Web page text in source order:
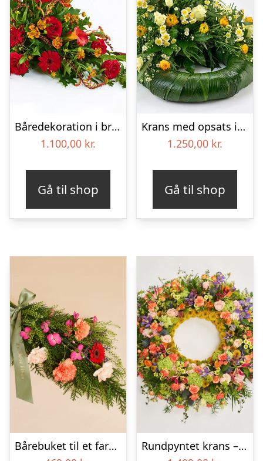
Båredekoration i brændte farver – Blomster til begravelse
1.100,00 kr.
Gå til shop
Krans med opsats i gule farver – Blomster til begravelse
1.250,00 kr.
Gå til shop
Bårebuket til et farverigt minde med bånd
Rundpyntet krans – Et farverigt farvel